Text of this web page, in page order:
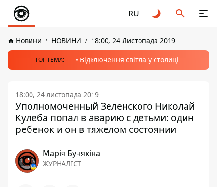
RU
Новини НОВИНИ 18:00, 24 Листопада 2019
ТОПТЕМА: Відключення світла у столиці
18:00, 24 листопада 2019
Уполномоченный Зеленского Николай
Кулеба попал в аварию с детьми: один
ребенок и он в тяжелом состоянии
Марія Бунякіна
ЖУРНАЛІСТ